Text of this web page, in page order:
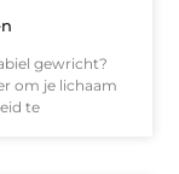
gewricht?
om je lichaam
te